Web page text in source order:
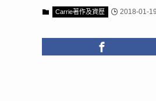
Carrie著作及資歷 2018-01-19